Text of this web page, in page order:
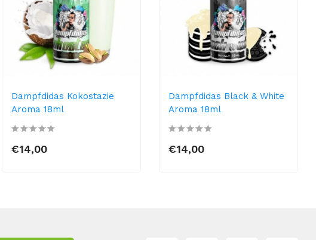
Dampfdidas Kokostazie
Aroma 18ml
€14,00
Dampfdidas Black & White
Aroma 18ml
€14,00